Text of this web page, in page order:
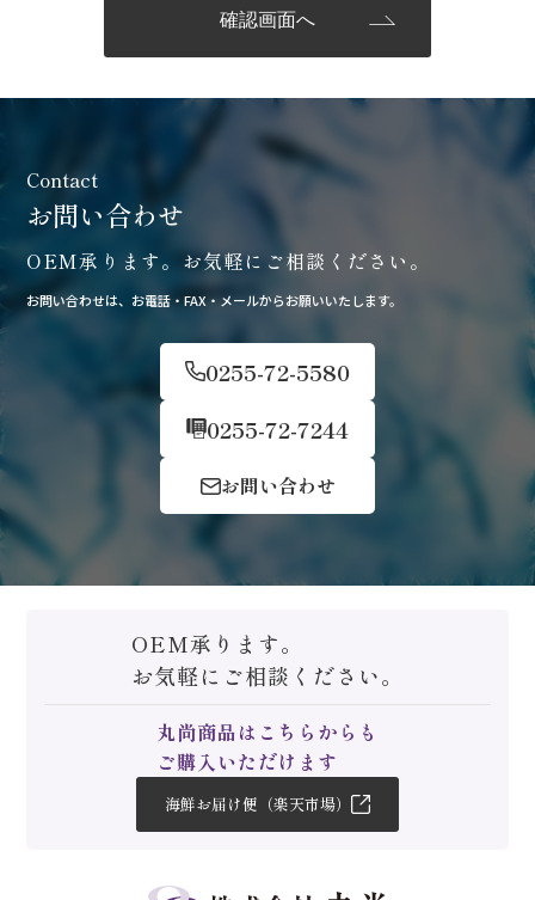
お問い合わせ
OEM承ります。お気軽にご相談ください。
お問い合わせは、お電話・FAX・メールからお願いいたします。
0255-72-5580
0255-72-7244
お問い合わせ
OEM承ります。
お気軽にご相談ください。
丸尚商品はこちらからも
ご購入いただけます
海鮮お届け便（楽天市場）